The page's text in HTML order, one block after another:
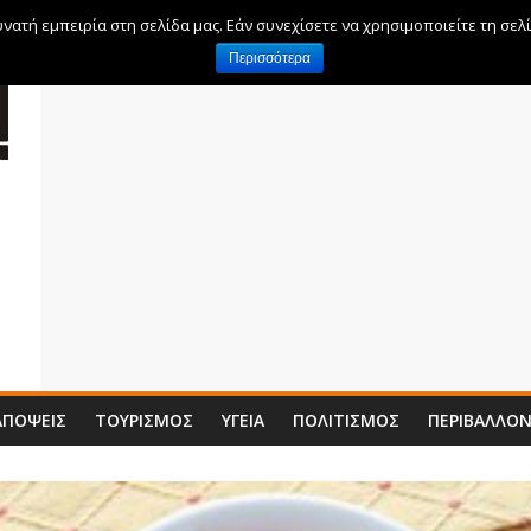
ΤΟΥΡΙΣΜΌΣ ΥΓΕΊΑ ΠΟΛΙΤΙΣΜΌΣ ΠΕΡΙΒΆΛΛΟΝ
εμπειρία στη σελίδα μας. Εάν συνεχίσετε να χρησιμοποιείτε τη
Περισσότερα